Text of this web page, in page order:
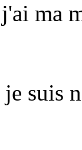
ma
suis